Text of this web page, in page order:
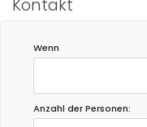
Kontakt
Wenn
Anzahl der Personen: